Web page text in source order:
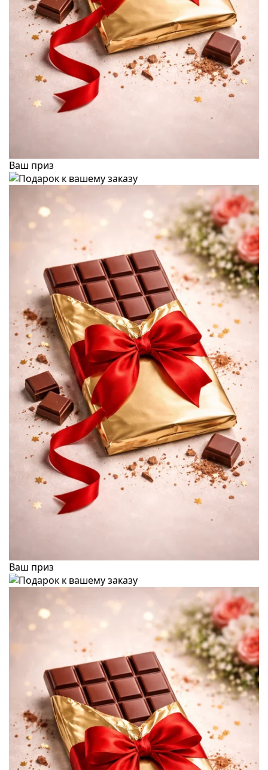
Ваш приз
Ваш приз